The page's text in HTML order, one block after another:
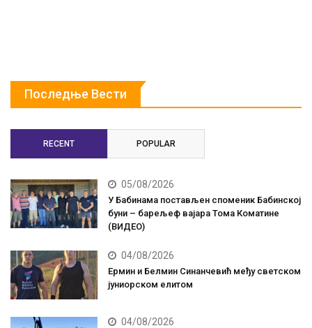
Последње Вести
RECENT POPULAR
05/08/2026
У Бабинама постављен споменик Бабинској
буни – барељеф вајара Тома Коматине
(ВИДЕО)
04/08/2026
Ермин и Белмин Синанчевић међу светском
јуниорском елитом
04/08/2026